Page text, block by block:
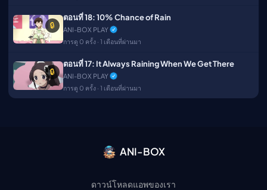
🔒
ตอนที่ 18: 10% Chance of Rain
ANI-BOX PLAY
การดู 0 ครั้ง · 1 เดือนที่ผ่านมา
🔒
ตอนที่ 17: It Always Raining When We Get There
ANI-BOX PLAY
การดู 0 ครั้ง · 1 เดือนที่ผ่านมา
ANI-BOX
ดาวน์โหลดแอพของเรา